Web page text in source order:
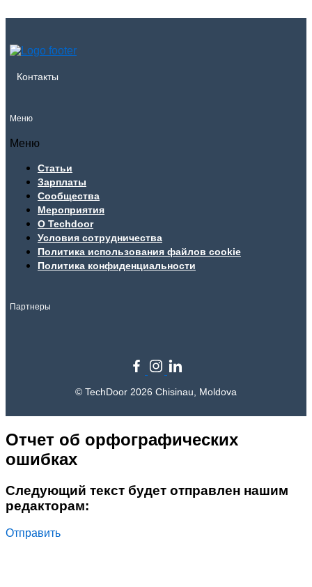
Контакты
Меню
Меню
Статьи
Зарплаты
Сообщества
Мероприятия
О Techdoor
Условия сотрудничества
Политика использования файлов cookie
Политика конфиденциальности
Партнеры
© TechDoor 2026 Chisinau, Moldova
Отчет об орфографических
ошибках
Следующий текст будет отправлен нашим
редакторам:
Отправить